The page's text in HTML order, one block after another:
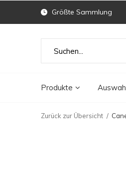
Produkte
Größte Sammlung
Zurück zur Übersicht